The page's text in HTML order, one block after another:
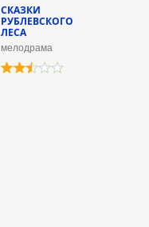
СКАЗКИ
РУБЛЕВСКОГО
ЛЕСА
мелодрама